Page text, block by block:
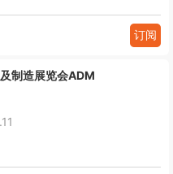
订阅
制造展览会ADM